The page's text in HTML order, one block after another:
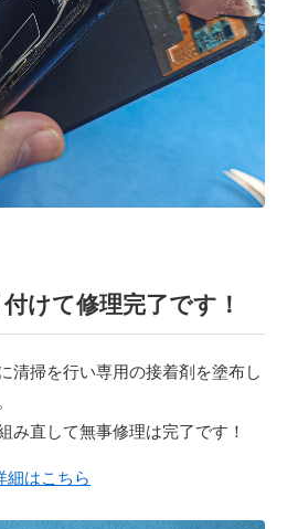
けて修理完了です！
清掃を行い専用の接着剤を塗布し
み直して無事修理は完了です！
細はこちら